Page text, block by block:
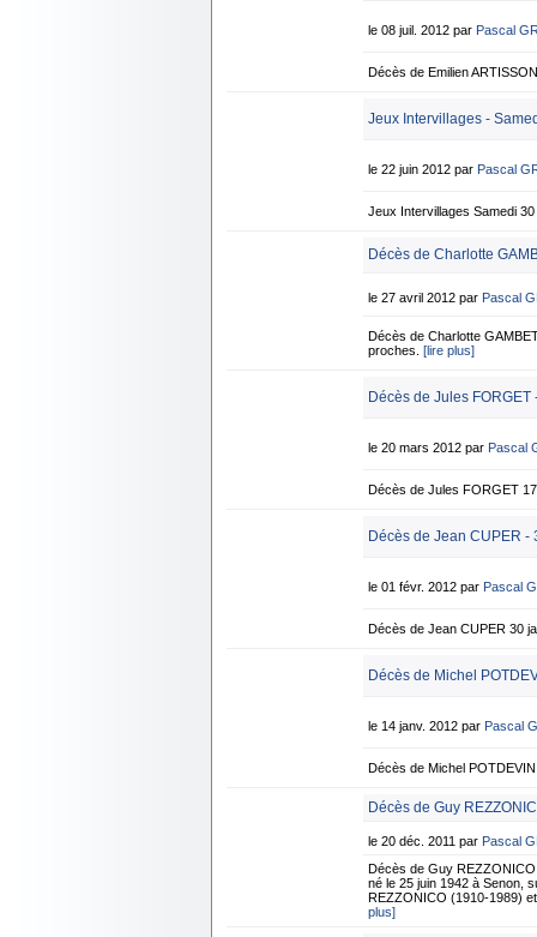
le 08 juil. 2012 par Pascal
Décès de Emilien
Jeux Intervillages -
le 22 juin 2012 par Pascal
Jeux Intervillages Samedi
Décès de Charlotte
le 27 avril 2012 par Pascal
Décès de Charlotte
proches. [lire plus]
Décès de Jules FORGET
le 20 mars 2012 par Pascal
Décès de Jules FORGET
Décès de Jean CUPER -
le 01 févr. 2012 par Pascal
Décès de Jean CUPER 30
Décès de Michel
le 14 janv. 2012 par Pascal
Décès de Michel
Décès de Guy
le 20 déc. 2011 par Pascal
Décès de Guy
né le 25 juin 1942 à Senon,
REZZONICO (1910-1989)
plus]